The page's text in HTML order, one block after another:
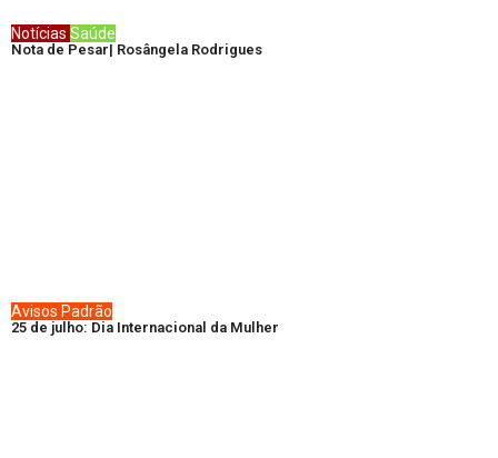
Notícias Saúde
Nota de Pesar| Rosângela Rodrigues
Avisos Padrão
25 de julho: Dia Internacional da Mulher